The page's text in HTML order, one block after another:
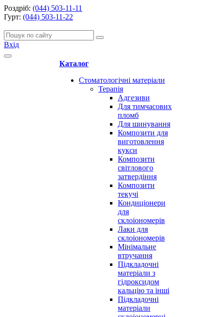
Роздріб: (044) 503-11-11
Гурт: (044) 503-11-22
Вхід
Каталог
Стоматологічні матеріали
Терапія
Адгезиви
Для тимчасових
пломб
Для шинування
Композити для
виготовлення
кукси
Композити
світлового
затвердіння
Композити
текучі
Кондиціонери
для
склоіономерів
Лаки для
склоіономерів
Мінімальне
втручання
Підкладочні
матеріали з
гідроксидом
кальцію та інші
Підкладочні
матеріали